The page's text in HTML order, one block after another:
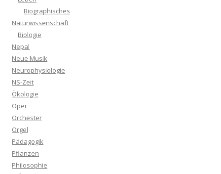
Biographisches
Naturwissenschaft
Biologie
Nepal
Neue Musik
Neurophysiologie
NS-Zeit
Ökologie
Oper
Orchester
Orgel
Pädagogik
Pflanzen
Philosophie